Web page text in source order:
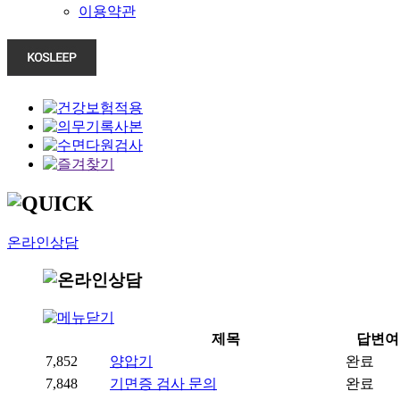
이용약관
온라인상담
제목
답변
7,852
양압기
완료
7,848
기면증 검사 문의
완료